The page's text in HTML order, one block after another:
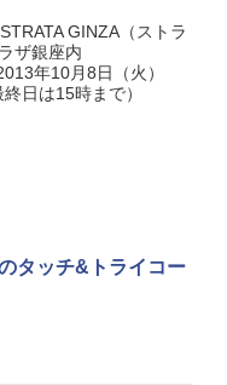
GINZA（ストラ
ザ銀座内
年10月8日（火）
日は15時まで）
タッチ&トライコー